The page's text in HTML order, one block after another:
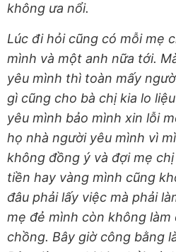
không ưa nổi.
Lúc đi hỏi cũng có mỗi mẹ
mình và một anh nữa tới.
yêu mình thì toàn mấy
gì cũng cho bà chị kia lo
yêu mình bảo mình xin lỗi
họ nhà người yêu mình vì
không đồng ý và đợi mẹ
tiền hay vàng mình cũng
đâu phải lấy việc mà phải
mẹ đẻ mình còn không làm
chồng. Bây giờ công bằng